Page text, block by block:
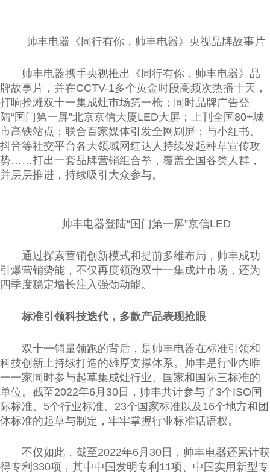
帅丰电器《同行有你，帅丰电器》央视品牌故事片
帅丰电器携手央视推出《同行有你，帅丰电器》品
牌故事片，并在CCTV-1多个黄金时段高频次热播十天，
打响抢滩双十一集成灶市场第一枪；同时品牌广告登
陆“国门第一屏”北京京信大厦LED大屏；上刊全国80+城
市高铁站点；联合百家媒体引发全网刷屏；与小红书、
抖音等社交平台各大领域网红达人持续发起种草宣传攻
势……打出一套品牌营销组合拳，覆盖全国各类人群，
并层层推进，持续吸引大众参与。
帅丰电器登陆“国门第一屏”京信LED
通过探索营销创新模式和提前多维布局，帅丰成功
引爆营销势能，不仅再度领跑双十一集成灶市场，还为
四季度稳定增长注入强劲动能。
标准引领科技迭代，多款产品表现抢眼
双十一销量领跑的背后，是帅丰电器在标准引领和
科技创新上持续打造的雄厚支撑体系。帅丰是行业内唯
一一家同时参与起草集成灶行业、国家和国际三标准的
单位。截至2022年6月30日，帅丰共计参与了3个ISO国
际标准、5个行业标准、23个国家标准以及16个地方和团
体标准的起草与制定，牢牢掌握行业标准话语权。
不仅如此，截至2022年6月30日，帅丰电器还累计获
得专利330项，其中中国发明专利11项、中国实用新型专